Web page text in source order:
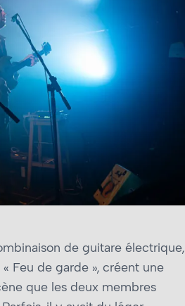
de guitare électrique,
Feu de garde », créent une
que les deux membres